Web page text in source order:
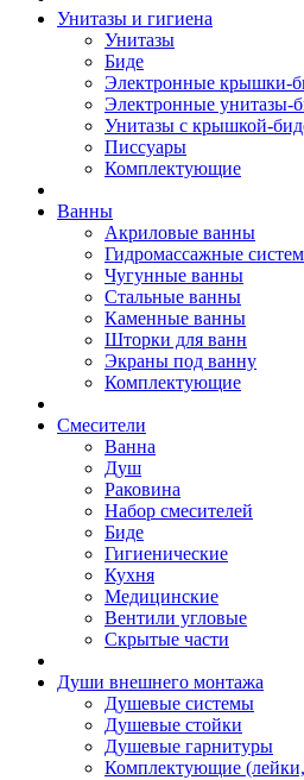
Унитазы и гигиена
Унитазы
Биде
Электронные крышки-
Электронные унитазы-
Унитазы с крышкой-
Писсуары
Комплектующие
Ванны
Акриловые ванны
Гидромассажные
Чугунные ванны
Стальные ванны
Каменные ванны
Шторки для ванн
Экраны под ванну
Комплектующие
Смесители
Ванна
Душ
Раковина
Набор смесителей
Биде
Гигиенические
Кухня
Медицинские
Вентили угловые
Скрытые части
Души внешнего монтажа
Душевые системы
Душевые стойки
Душевые гарнитуры
Комплектующие